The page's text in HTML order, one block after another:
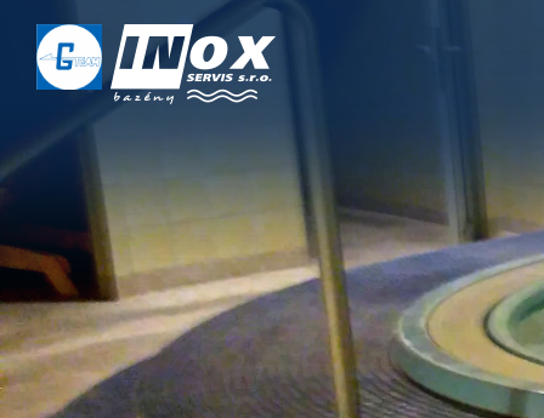
DOMŮ
O NÁS
PROJEKTY
REALIZACE
SERVIS
KONTAKT